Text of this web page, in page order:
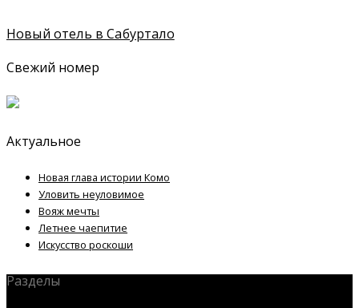
Новый отель в Сабуртало
Свежий номер
Актуальное
Новая глава истории Комо
Уловить неуловимое
Вояж мечты
Летнее чаепитие
Искусство роскоши
Разделы